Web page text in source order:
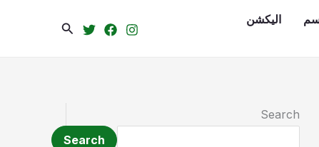
الیکشن
Search
Search
Search